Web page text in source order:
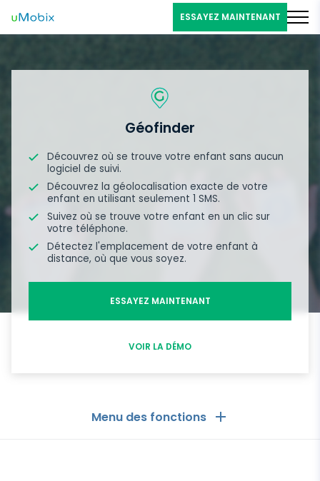
ESSAYEZ MAINTENANT
Géofinder
Découvrez où se trouve votre enfant sans aucun
logiciel de suivi.
Découvrez la géolocalisation exacte de votre
enfant en utilisant seulement 1 SMS.
Suivez où se trouve votre enfant en un clic sur
votre téléphone.
Détectez l'emplacement de votre enfant à
distance, où que vous soyez.
ESSAYEZ MAINTENANT
VOIR LA DÉMO
Menu des fonctions